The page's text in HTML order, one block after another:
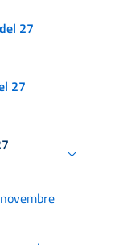
27
27